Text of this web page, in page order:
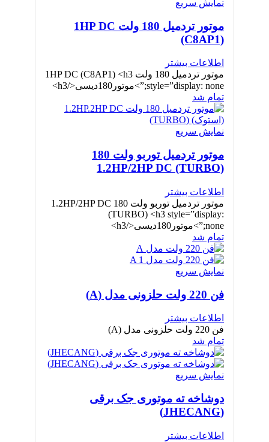
نمایش سریع
موتور تردمیل 180 ولت 1HP DC
(C8AP1)
اطلاعات بیشتر
موتور تردمیل 180 ولت 1HP DC (C8AP1) <h3
style=”display: none;”>موتور180دیسی</h3>
تمام شد
نمایش سریع
موتور تردمیل توربو ولت 180
1.2HP/2HP DC (TURBO)
اطلاعات بیشتر
موتور تردمیل توربو ولت 180 1.2HP/2HP DC
(TURBO) <h3 style=”display:
none;”>موتور180دیسی</h3>
تمام شد
نمایش سریع
فن 220 ولت حلزونی مدل (A)
اطلاعات بیشتر
فن 220 ولت حلزونی مدل (A)
تمام شد
نمایش سریع
دوشاخه ته موتوری جک برقی
(JHECANG)
اطلاعات بیشتر